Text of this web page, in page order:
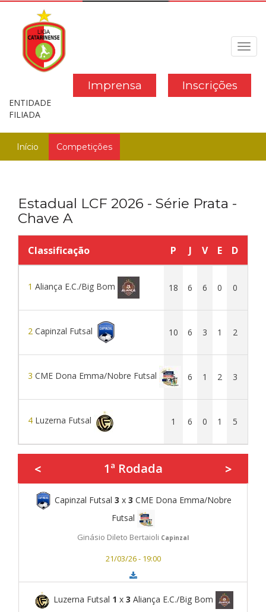
Inscrições
Imprensa
ENTIDADE
FILIADA
Início Competições
Estadual LCF 2026 - Série Prata -
Chave A
Classificação P J V E D
1 Aliança E.C./Big Bom 18 6 6 0 0
2 Capinzal Futsal 10 6 3 1 2
3 CME Dona Emma/Nobre Futsal 5 6 1 2 3
4 Luzerna Futsal 1 6 0 1 5
< 1ª Rodada >
Capinzal Futsal 3 x 3 CME Dona Emma/Nobre
Futsal
Ginásio Dileto Bertaioli Capinzal
21/03/26 - 19:00
Luzerna Futsal 1 x 3 Aliança E.C./Big Bom